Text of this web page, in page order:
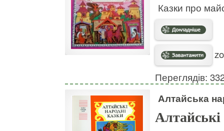
Казки про
Переглядів:
Алтайська
Алтайські